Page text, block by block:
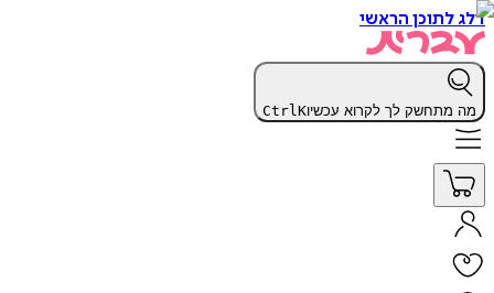
דלג לתוכן הראשי
מה מתחשק לך לקרוא עכשיו CtrlK